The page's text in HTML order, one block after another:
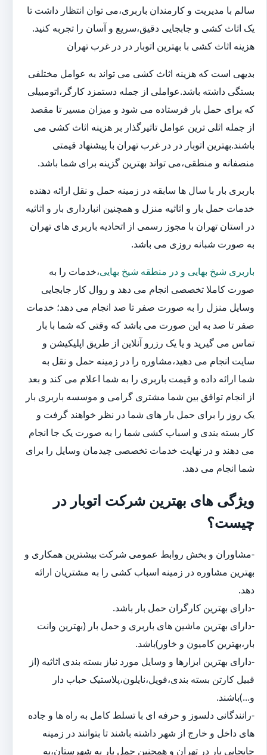
سالم با مدیریت و کارمندان باربری،می توان انتظار داشت تا
یک اثاث کشی و جابجایی دقیق،سریع و آسان را تجربه کنید.
هزینه اثاث کشی با بهترین اتوبار در در غرب تهران
بدیهی است که هزینه اثاث کشی می تواند به عوامل مختلفی
بستگی داشته باشد.عواملی از جمله دستمزد کارگر،اتومبیلی
که برای حمل بار فرستاده می شود و میزان مسیر تا مقصد
از جمله اثلی ترین عوامل تاثیرگذار بر هزینه اثاث کشی می
باشند.بهترین اتوبار در در غرب تهران با پیشنهاد قیمتی
منصفانه و منطقی،می تواند بهترین گزینه برای شما باشد.
باربری بار با سال ها سابقه در زمینه حمل و نقل ارائه دهنده
خدمات حمل بار و اثاثیه منزل و همچنین انبارداری بار و اثاثیه
در استان تهران با مجوز رسمی از اتحادیه باربری های تهران
به صورت شبانه روزی می باشد.
باربری شیخ بهایی و در منطقه شیخ بهایی،خدمات را به
صورت کاملا تخصصی انجام می دهد و روال کار جابجایی
وسایل منزل را به صورت صفر تا صد انجام می دهد؛ خدمات
صفر تا صد به این صورت می باشد که وقتی که شما با بار
تماس می گیرید و یا یک رزرو آنلاین از طریق اپلیکیشن و
سایت انجام می دهید،مشاوره را در زمینه حمل و نقل به
شما ارائه داده و قیمت باربری را به شما اعلام می کند و بعد
از انجام توافق بین شما مشتری گرامی و موسسه باربری بار
یک روز را برای حمل بار های شما در نظر خواهند گرفت و
کار بسته بندی و اسباب کشی شما را به صورت یک جا انجام
می دهند و در نهایت خدمات تخصصی چیدمان وسایل را برای
شما انجام می دهد.
ویژگی های بهترین شرکت اتوبار در
چیست؟
-مشاوران و بخش روابط عمومی شرکت بیشترین همکاری و
بهترین مشاوره در زمینه اسباب کشی را به مشتریان ارائه
دهد.
-دارای بهترین کارگران حمل بار باشد.
-دارای بهترین ماشین های باربری و حمل بار (بهترین وانت
بار،بهترین کامیون و خاور)باشد.
-دارای بهترین ابزارها و وسایل مورد نیاز بسته بندی اثاثیه (از
قبیل کارتن بسته بندی،فویل،نایلون،پلاستیک حباب دار
و...)باشند.
-رانندگانی دلسوز و حرفه ای با تسلط کامل به راه ها و جاده
های داخل و خارج از شهر داشته باشند تا بتوانند در زمینه
جابجایی بار در تهران و همچنین حمل بار به شهرستان،به